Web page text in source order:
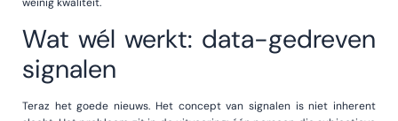
Wat wél werkt: data-gedreven
signalen
Teraz het goede nieuws. Het concept van signalen is niet inherent